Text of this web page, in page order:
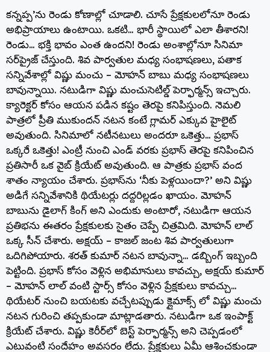
కన్నప్ప’ను రెండు కోణాల్లో చూడాలి. చూసే ప్రేక్షకులలోనూ రెండు
అభిప్రాయాలు ఉంటాయి. ఒకటి… భారీ స్థాయిలో ఎలా తీశారని!
రెండు… భక్తి భావం ఎంత ఉందని! రెండు అంశాల్లోనూ సినిమా
సర్‌ప్రైజ్ చేస్తుంది. శివ పార్వతుల మధ్య సంభాషణలు, పతాక
సన్నివేశాల్లో విష్ణు మంచు – మోహన్ బాబు మధ్య సంభాషణలు
బావున్నాయి. నటుడిగా విష్ణు మంచుసెటిల్డ్ పెర్ఫార్మన్స్ ఇచ్చారు.
క్యారెక్టర్ కోసం ఆయన పడిన కష్టం తెరపై కనిపిస్తుంది. నెమలి
పాత్రలో ప్రీతి ముకుందన్ నటన కంటే గ్లామర్ ఎక్కువ హైలైట్
అవుతుంది. సినిమాలో నటీనటులు అందరూ ఒకెత్తు… ప్రభాస్
ఒక్కరే ఒకెత్తు! ఎంట్రీ నుంచి ఎండ్ వరకు ప్రభాస్ తెరపై కనిపించిన
ప్రతిసారీ ఒక వైబ్ క్రియేట్ అవుతుంది. ఆ పాత్రకు ప్రభాస్ వంద
శాతం న్యాయం చేశారు. ప్రభాస్‌ను ‘నీకు పెళ్లయిందా?’ అని విష్ణు
అడిగే సన్నివేశానికి థియేటర్లు దద్దరిల్లడం ఖాయం. మోహన్
బాబును డైలాగ్ కింగ్ అని ఎందుకు అంటారో, నటుడిగా ఆయన
ప్రతిభను ఈతరం ప్రేక్షకులకు సైతం చెప్పే చిత్రమిది. మోహన్ లాల్
ఒక్క సీన్ చేశారు. అక్షయ్ – కాజల్ జంట శివ పార్వతులుగా
ఒదిగిపోయారు. శరత్ కుమార్ నటన బావున్నా… డబ్బింగ్ ఇబ్బంది
పెట్టింది. ప్రభాస్ కోసం వెళ్లిన అభిమానులు కావచ్చు, అక్షయ్ కుమార్
– మోహన్ లాల్ వంటి స్టార్స్ కోసం వెళ్లిన ప్రేక్షకులు కావచ్చు…
థియేటర్ నుంచి బయటకు వచ్చేటప్పుడు క్లైమాక్స్ లో విష్ణు మంచు
నటన గురించి తప్పకుండా మాట్లాడతారు. నటుడిగా ఒక ఇంపాక్ట్
క్రియేట్ చేశారు. విష్ణు కెరీర్‌లో బెస్ట్ పెర్ఫార్మన్స్ అని చెప్పడంలో
ఎటువంటి సందేహం అవసరం లేదు. ప్రేక్షకులు ఏమీ ఆశించకుండా